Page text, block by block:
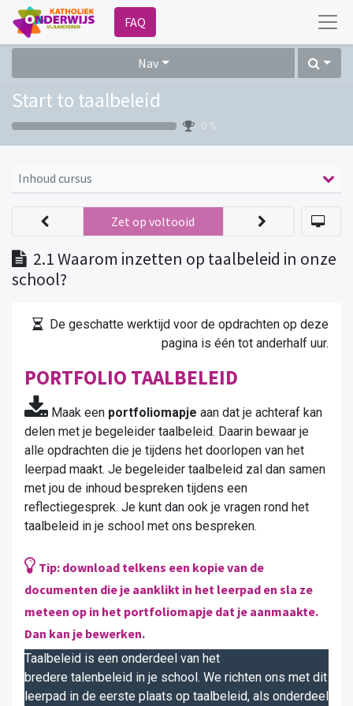
FAQ
Nav
Start to taalbeleid
0 %
Inhoud cursus
2.1 Waarom inzetten op taalbeleid in onze
school?
Zet op voltooid
De geschatte werktijd voor de opdrachten op deze
pagina is één tot anderhalf uur.
PORTFOLIO TAALBELEID
Maak een portfoliomapje aan dat je achteraf kan
delen met je begeleider taalbeleid. Daarin bewaar je
alle opdrachten die je tijdens het doorlopen van het
leerpad maakt. Je begeleider taalbeleid zal dan samen
met jou de inhoud bespreken tijdens een
reflectiegesprek. Je kunt dan ook je vragen rond het
taalbeleid in je school met ons bespreken.
Tip: download telkens een kopie van de
documenten die je aanklikt in het leerpad en sla ze
meteen op in het portfoliomapje dat je aanmaakte.
Dan kan je bewerken.
Taalbeleid is een onderdeel van het
bredere talenbeleid in je school. We richten ons met dit
leerpad in de eerste plaats op taalbeleid, als onderdeel